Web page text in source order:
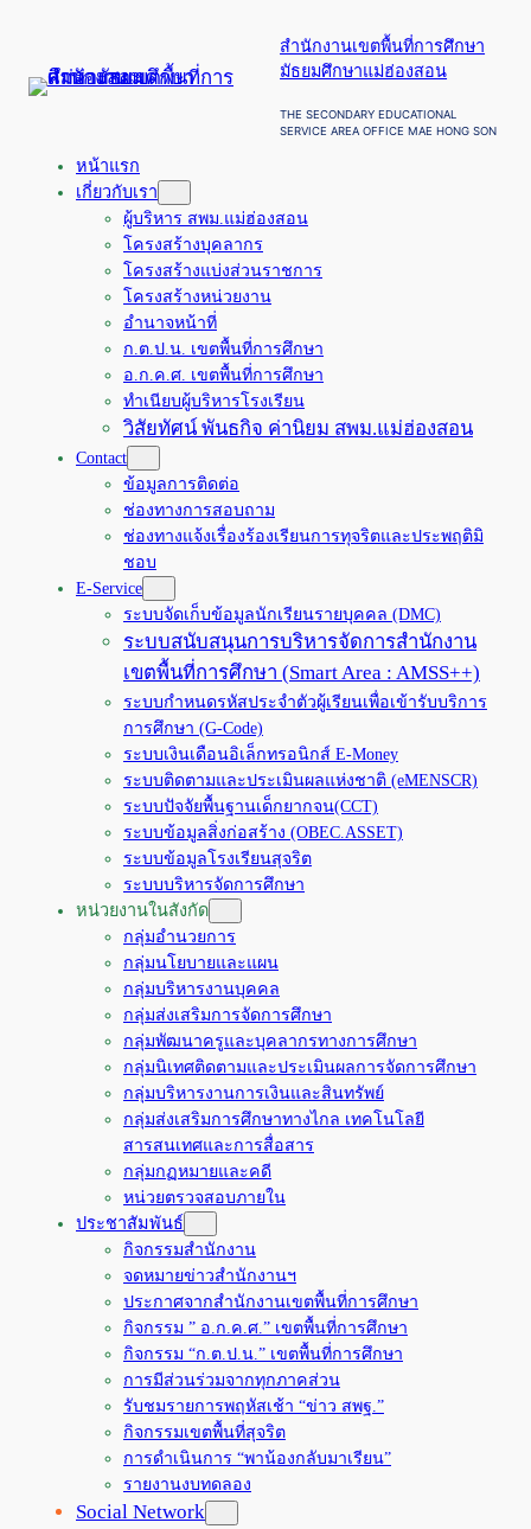
สำนักงานเขตพื้นที่การศึกษา
มัธยมศึกษาแม่ฮ่องสอน
THE SECONDARY EDUCATIONAL
SERVICE AREA OFFICE MAE HONG SON
หน้าแรก
เกี่ยวกับเรา
ผู้บริหาร สพม.แม่ฮ่องสอน
โครงสร้างบุคลากร
โครงสร้างแบ่งส่วนราชการ
โครงสร้างหน่วยงาน
อำนาจหน้าที่
ก.ต.ป.น. เขตพื้นที่การศึกษา
อ.ก.ค.ศ. เขตพื้นที่การศึกษา
ทำเนียบผู้บริหารโรงเรียน
วิสัยทัศน์ พันธกิจ ค่านิยม สพม.แม่ฮ่องสอน
Contact
ข้อมูลการติดต่อ
ช่องทางการสอบถาม
ช่องทางแจ้งเรื่องร้องเรียนการทุจริตและประพฤติมิ
ชอบ
E-Service
ระบบจัดเก็บข้อมูลนักเรียนรายบุคคล (DMC)
ระบบสนับสนุนการบริหารจัดการสำนักงาน
เขตพื้นที่การศึกษา (Smart Area : AMSS++)
ระบบกำหนดรหัสประจำตัวผู้เรียนเพื่อเข้ารับบริการ
การศึกษา (G-Code)
ระบบเงินเดือนอิเล็กทรอนิกส์ E-Money
ระบบติดตามและประเมินผลแห่งชาติ (eMENSCR)
ระบบปัจจัยพื้นฐานเด็กยากจน(CCT)
ระบบข้อมูลสิ่งก่อสร้าง (OBEC.ASSET)
ระบบข้อมูลโรงเรียนสุจริต
ระบบบริหารจัดการศึกษา
หน่วยงานในสังกัด
กลุ่มอำนวยการ
กลุ่มนโยบายและแผน
กลุ่มบริหารงานบุคคล
กลุ่มส่งเสริมการจัดการศึกษา
กลุ่มพัฒนาครูและบุคลากรทางการศึกษา
กลุ่มนิเทศติดตามและประเมินผลการจัดการศึกษา
กลุ่มบริหารงานการเงินและสินทรัพย์
กลุ่มส่งเสริมการศึกษาทางไกล เทคโนโลยี
สารสนเทศและการสื่อสาร
กลุ่มกฏหมายและคดี
หน่วยตรวจสอบภายใน
ประชาสัมพันธ์
กิจกรรมสำนักงาน
จดหมายข่าวสำนักงานฯ
ประกาศจากสำนักงานเขตพื้นที่การศึกษา
กิจกรรม ” อ.ก.ค.ศ.” เขตพื้นที่การศึกษา
กิจกรรม “ก.ต.ป.น.” เขตพื้นที่การศึกษา
การมีส่วนร่วมจากทุกภาคส่วน
รับชมรายการพฤหัสเช้า “ข่าว สพฐ.”
กิจกรรมเขตพื้นที่สุจริต
การดำเนินการ “พาน้องกลับมาเรียน”
รายงานงบทดลอง
Social Network